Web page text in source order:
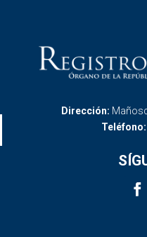
Dirección:
Teléfono: